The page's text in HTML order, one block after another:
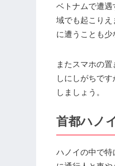
ベトナムで遭
域でも起こりえ
に遭うことも少
またスマホの
しにしがちで
しましょう。
首都ハノ
ハノイの中で特